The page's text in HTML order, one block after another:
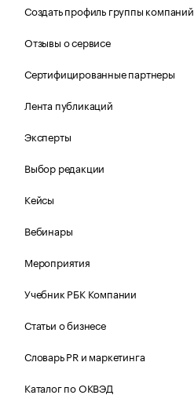
Создать профиль группы компаний
Отзывы о сервисе
Сертифицированные партнеры
Лента публикаций
Эксперты
Выбор редакции
Кейсы
Вебинары
Мероприятия
Учебник РБК Компании
Статьи о бизнесе
Словарь PR и маркетинга
Каталог по ОКВЭД